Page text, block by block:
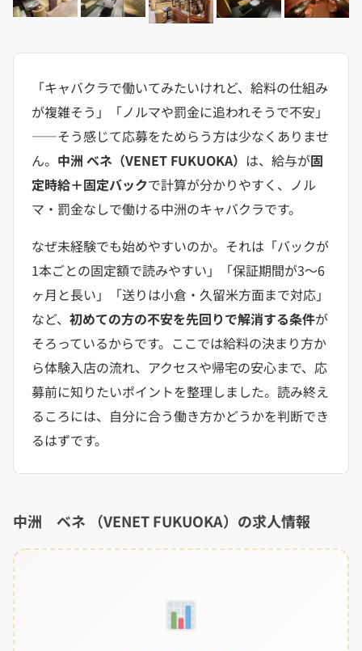
「キャバクラで働いてみたいけれど、給料の仕組み
が複雑そう」「ノルマや罰金に追われそうで不安」
——そう感じて応募をためらう方は少なくありませ
ん。 中洲 ベネ（VENET FUKUOKA） は、給与が固
定時給＋固定バックで計算が分かりやすく、ノル
マ・罰金なしで働ける中洲のキャバクラです。
なぜ未経験でも始めやすいのか。それは「バックが
1本ごとの固定額で読みやすい」「保証期間が3〜6
ヶ月と長い」「送りは小倉・久留米方面まで対応」
など、初めての方の不安を先回りで解消する条件が
そろっているからです。ここでは給料の決まり方か
ら体験入店の流れ、アクセスや帰宅の安心まで、応
募前に知りたいポイントを整理しました。読み終え
るころには、自分に合う働き方かどうかを判断でき
るはずです。
中洲 ベネ （VENET FUKUOKA）の求人情報